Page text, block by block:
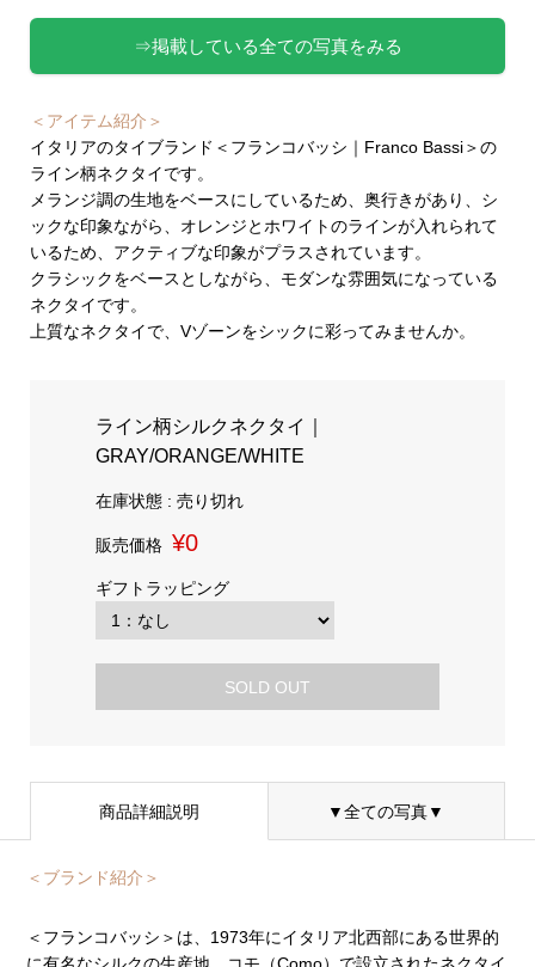
⇒掲載している全ての写真をみる
＜アイテム紹介＞
イタリアのタイブランド＜フランコバッシ｜Franco Bassi＞の
ライン柄ネクタイです。
メランジ調の生地をベースにしているため、奥行きがあり、シ
ックな印象ながら、オレンジとホワイトのラインが入れられて
いるため、アクティブな印象がプラスされています。
クラシックをベースとしながら、モダンな雰囲気になっている
ネクタイです。
上質なネクタイで、Vゾーンをシックに彩ってみませんか。
ライン柄シルクネクタイ｜
GRAY/ORANGE/WHITE
在庫状態 : 売り切れ
販売価格 ¥0
ギフトラッピング
SOLD OUT
商品詳細説明 ▼全ての写真▼
＜ブランド紹介＞
＜フランコバッシ＞は、1973年にイタリア北西部にある世界的